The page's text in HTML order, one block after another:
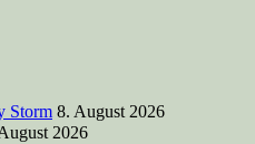
Storm 8. August 2026
2026